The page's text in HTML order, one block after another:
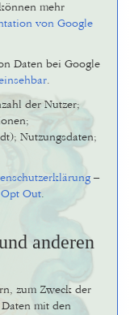
mehr
von Google
Daten bei Google
.
der Nutzer;
Nutzungsdaten;
–
Opt Out.
anderen
zum Zweck der
mit den